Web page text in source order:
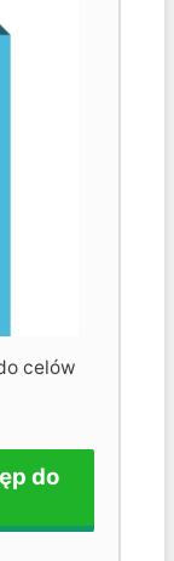
celów
do